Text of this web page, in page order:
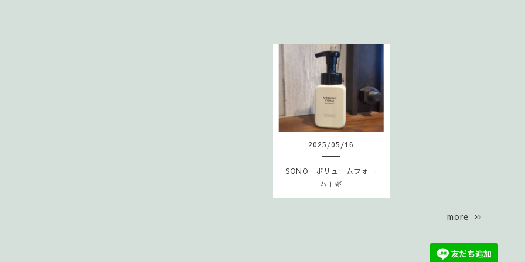
2025/05/16
SONO「ボリュームフォー
ム」🌿
more